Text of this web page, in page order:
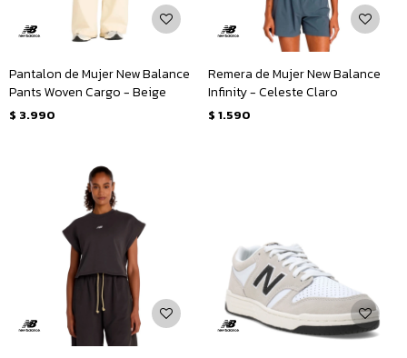
Pantalon de Mujer New Balance
Pants Woven Cargo - Beige
$ 3.990
Remera de Mujer New Balance
Infinity - Celeste Claro
$ 1.590